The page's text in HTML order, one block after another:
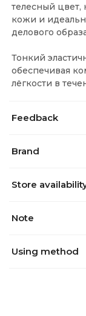
телесный цвет,
кожи и
делового
Тонкий
обеспечивая
лёгкости в
Feedback
Brand
Store
Note
Using method